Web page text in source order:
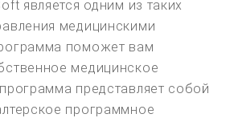
является одним из таких
медицинскими
поможет вам
медицинское
представляет собой
программное